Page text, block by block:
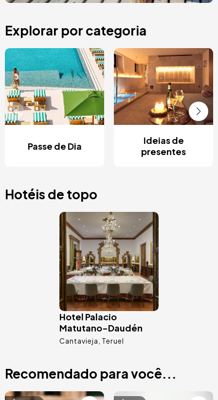
Explorar por categoria
Passe de Dia
Ideias de
presentes
Hotéis de topo
Imagem
Hotel Palacio
Matutano-Daudén
Cantavieja Teruel
Recomendado para você...